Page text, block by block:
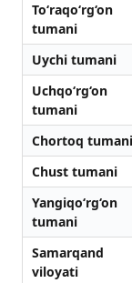
To‘raqo‘rg‘on
tumani
Uychi tumani
Uchqo‘rg‘on
tumani
Chortoq tumani
Chust tumani
Yangiqo‘rg‘on
tumani
Samarqand
viloyati